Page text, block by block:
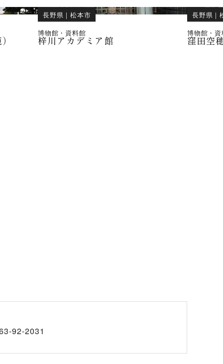
長野県 ｜松本市
博物館・資料館
梓川アカデミア館
長野県 ｜
博物館・
窪田空
92-2031